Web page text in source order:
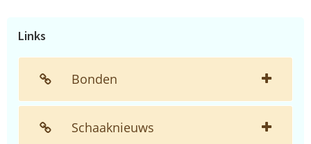
Links
Bonden
Schaaknieuws